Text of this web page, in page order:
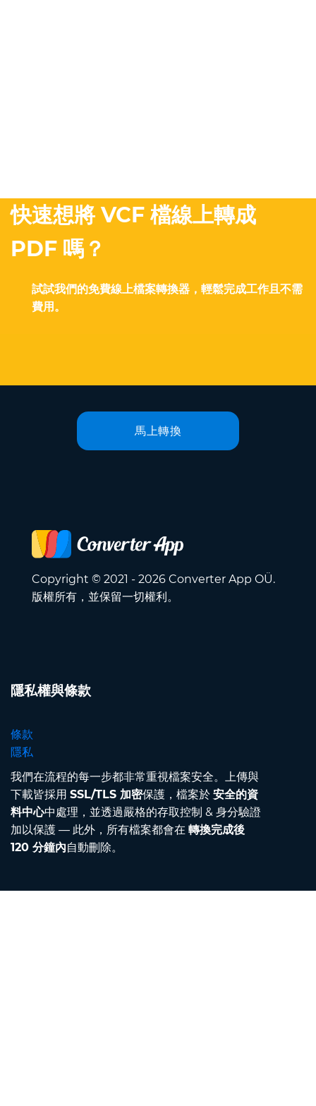
快速想將 VCF 檔線上轉成
PDF 嗎？
試試我們的免費線上檔案轉換器，輕鬆完成工作且不需
費用。
馬上轉換
Copyright © 2021 - 2026 Converter App OÜ.
版權所有，並保留一切權利。
隱私權與條款
條款
隱私
我們在流程的每一步都非常重視檔案安全。上傳與
下載皆採用 SSL/TLS 加密保護，檔案於 安全的資
料中心中處理，並透過嚴格的存取控制 & 身分驗證
加以保護 — 此外，所有檔案都會在 轉換完成後
120 分鐘內自動刪除。